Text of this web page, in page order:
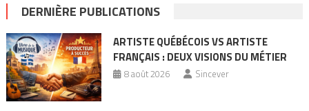
DERNIÈRE PUBLICATIONS
ARTISTE QUÉBÉCOIS VS ARTISTE
FRANÇAIS : DEUX VISIONS DU MÉTIER
8 août 2026 Sincever